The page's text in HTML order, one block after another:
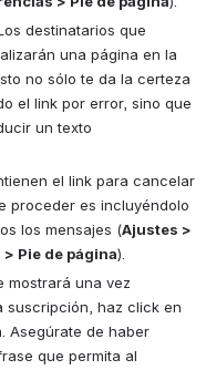
destinatarios que
una página en la
no sólo te da la certeza
el link por error, sino que
un texto
el link para cancelar
proceder es incluyéndolo
los mensajes (Ajustes >
> Pie de página).
mostrará una vez
suscripción, haz click en
Asegúrate de haber
que permita al